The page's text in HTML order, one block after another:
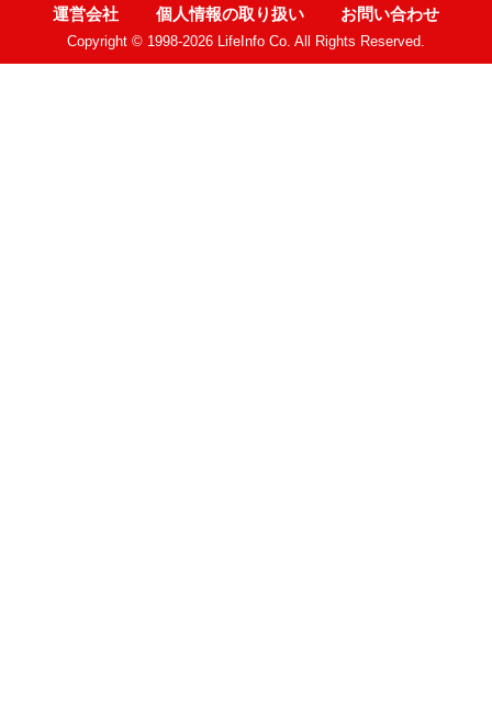
運営会社 個人情報の取り扱い お問い合わせ
Copyright © 1998-2026 LifeInfo Co. All Rights Reserved.